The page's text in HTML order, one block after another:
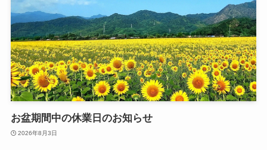
お盆期間中の休業日のお知らせ
2026年8月3日